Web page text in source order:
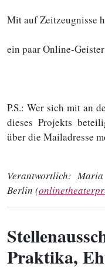
Mit auf Zeitzeugnisse
ein paar Online-
P.S.: Wer sich mit an
dieses Projekts
über die Mailadresse
Verantwortlich:
Berlin (
Praktika,